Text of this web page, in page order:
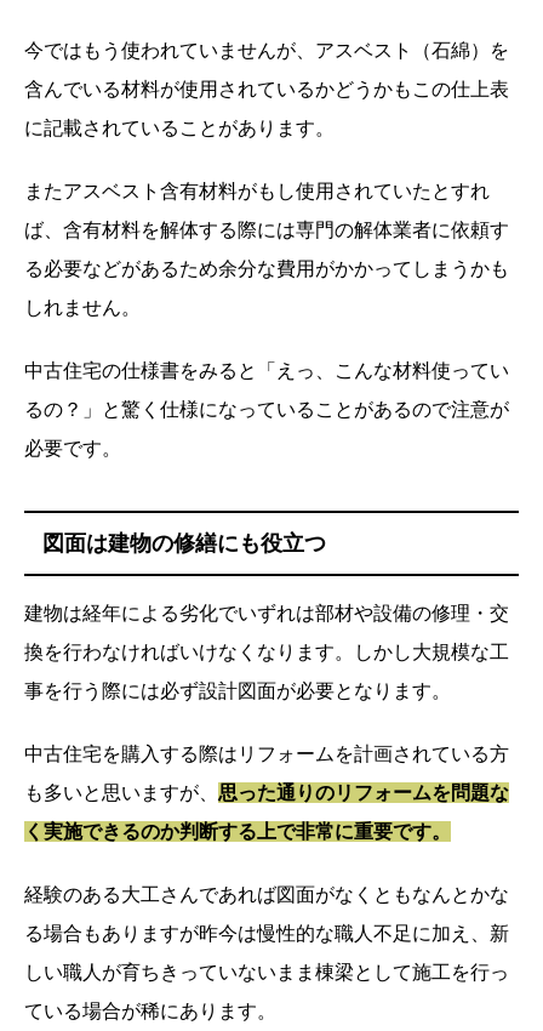
今ではもう使われていませんが、アスベスト（石綿）を
含んでいる材料が使用されているかどうかもこの仕上表
に記載されていることがあります。
またアスベスト含有材料がもし使用されていたとすれ
ば、含有材料を解体する際には専門の解体業者に依頼す
る必要などがあるため余分な費用がかかってしまうかも
しれません。
中古住宅の仕様書をみると「えっ、こんな材料使ってい
るの？」と驚く仕様になっていることがあるので注意が
必要です。
図面は建物の修繕にも役立つ
建物は経年による劣化でいずれは部材や設備の修理・交
換を行わなければいけなくなります。しかし大規模な工
事を行う際には必ず設計図面が必要となります。
中古住宅を購入する際はリフォームを計画されている方
も多いと思いますが、 思った通りのリフォームを問題な
く実施できるのか判断する上で非常に重要です。
経験のある大工さんであれば図面がなくともなんとかな
る場合もありますが昨今は慢性的な職人不足に加え、新
しい職人が育ちきっていないまま棟梁として施工を行っ
ている場合が稀にあります。